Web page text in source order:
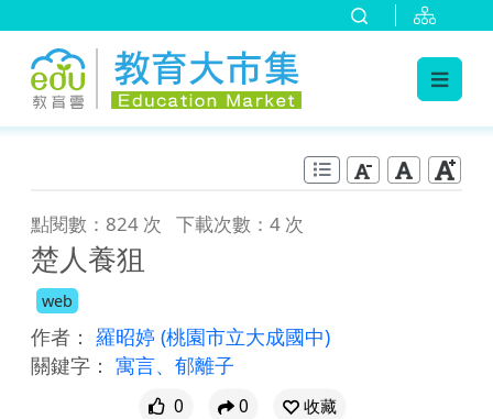
點閱數：824 次 下載次數：4 次
楚人養狙
web
作者： 羅昭婷 (桃園市立大成國中)
關鍵字： 寓言、郁離子
0 0
收藏